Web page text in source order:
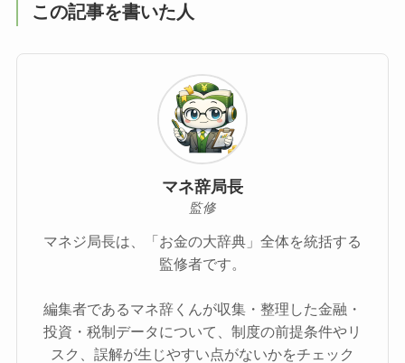
この記事を書いた人
マネ辞局長
監修
マネジ局長は、「お金の大辞典」全体を統括する
監修者です。
編集者であるマネ辞くんが収集・整理した金融・
投資・税制データについて、制度の前提条件やリ
スク、誤解が生じやすい点がないかをチェック